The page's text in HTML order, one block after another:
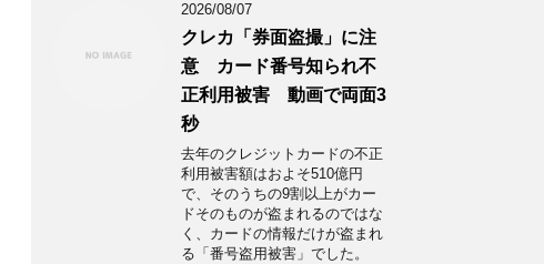
2026/08/07
クレカ「券面盗撮」に注
意 カード番号知られ不
正利用被害 動画で両面3
秒
去年のクレジットカードの不正
利用被害額はおよそ510億円
で、そのうちの9割以上がカー
ドそのものが盗まれるのではな
く、カードの情報だけが盗まれ
る「番号盗用被害」でした。